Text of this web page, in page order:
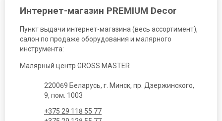
Интернет-магазин PREMIUM Decor
Пункт выдачи интернет-магазина (весь ассортимент),
салон по продаже оборудования и малярного
инструмента:
Малярный центр GROSS MASTER
220069 Беларусь, г. Минск, пр. Дзержинского,
9, пом. 1003
+375 29 118 55 77